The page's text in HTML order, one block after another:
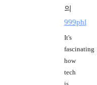
의
999phl
It's
fascinating
how
tech